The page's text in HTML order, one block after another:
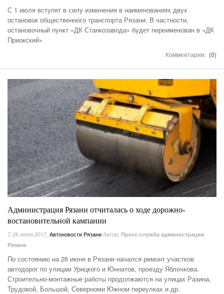
С 1 июля вступят в силу изменения в наименованиях двух
остановок общественного транспорта Рязани. В частности,
остановочный пункт «ДК Станкозавода» будет переименован в «ДК
Приокский»
Комментарии: (0)
Администрация Рязани отчиталась о ходе дорожно-
востановительной кампании
26 июня 2017 Автоновости РязаниАвтор: Пресс-служба администрации
Рязани
По состоянию на 26 июня в Рязани начался ремонт участков
автодорог по улицам Урицкого и Юннатов, проезду Яблочкова.
Строительно-монтажные работы продолжаются на улицах Разина,
Трудовой, Большой, Северноми Южном переулках и др.